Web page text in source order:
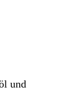
und